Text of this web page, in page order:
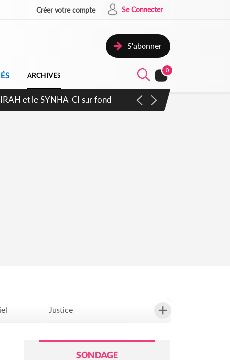
Créer votre compte Se Connecter
S'abonner
ARCHIVES
0
plus apaisé
Justice
SONDAGE